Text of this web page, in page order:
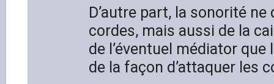
D’autre part, la sonorité
cordes, mais aussi de la
de l’éventuel médiator que
de la façon d’attaquer les